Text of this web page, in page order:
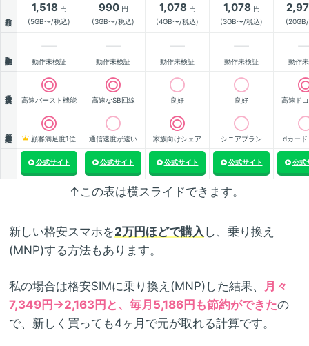
1,518 円
(5GB〜/税込)
990円
(3GB〜/税込)
1,078 円
(4GB〜/税込)
1,078 円
(3GB〜/税込)
動作未検証 動作未検証 動作未検証 動作未検証 動作
高速バースト機能 高速なSB回線 良好 良好 高速ド
顧客満足度1位 通信速度が速い 家族向けシェア シニアプラン dカード
公式サイト 公式サイト 公式サイト 公式サイト 公式
↑この表は横スライドできます。
新しい格安スマホを2万円ほどで購入 し、乗り換え
(MNP)する方法もあります。
私の場合は格安SIMに乗り換え(MNP)した結果、 月々
7,349円→2,163円と、毎月5,186円も節約ができたの
で、新しく買っても4ヶ月で元が取れる計算です。